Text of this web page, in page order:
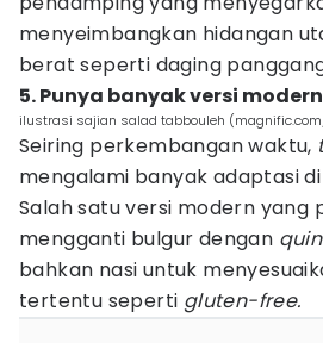
menyeimbangkan hidangan
berat seperti daging
5. Punya banyak versi
ilustrasi sajian salad tabbouleh
Seiring perkembangan waktu,
mengalami banyak adaptasi
Salah satu versi modern yang
mengganti bulgur dengan
bahkan nasi untuk
tertentu seperti gluten-free.